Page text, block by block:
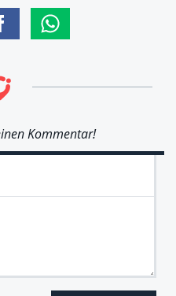
Kommentar!